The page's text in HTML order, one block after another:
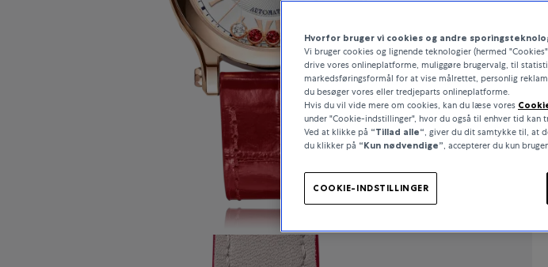
Hvorfor bruger vi cookies og andre
Vi bruger cookies og lignende teknologier (hermed
drive vores onlineplatforme, muliggøre brugervalg, til
markedsføringsformål for at vise målrettet, personlig
du besøger vores eller tredjeparts onlineplatforme.
Hvis du vil vide mere om cookies, kan du læse vores
under "Cookie-indstillinger", hvor du også til enhver tid
Ved at klikke på “Tillad alle“, giver du dit samtykke til, at
du klikker på “Kun nødvendige”, accepterer du kun
COOKIE-INDSTILLINGER